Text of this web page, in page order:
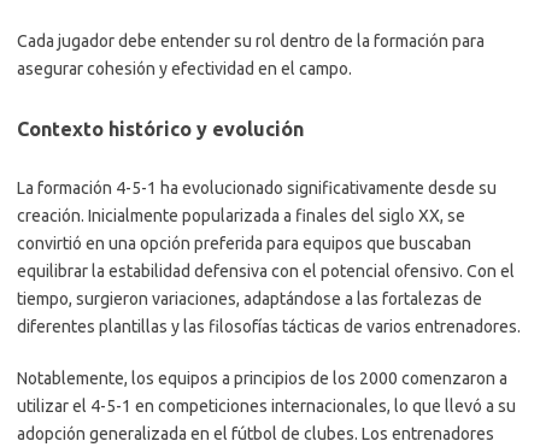
Cada jugador debe entender su rol dentro de la formación para
asegurar cohesión y efectividad en el campo.
Contexto histórico y evolución
La formación 4-5-1 ha evolucionado significativamente desde su
creación. Inicialmente popularizada a finales del siglo XX, se
convirtió en una opción preferida para equipos que buscaban
equilibrar la estabilidad defensiva con el potencial ofensivo. Con el
tiempo, surgieron variaciones, adaptándose a las fortalezas de
diferentes plantillas y las filosofías tácticas de varios entrenadores.
Notablemente, los equipos a principios de los 2000 comenzaron a
utilizar el 4-5-1 en competiciones internacionales, lo que llevó a su
adopción generalizada en el fútbol de clubes. Los entrenadores